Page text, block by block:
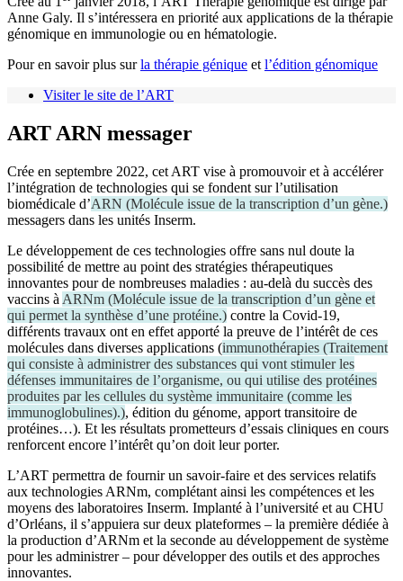
Anne Galy. Il s’intéressera en priorité aux applications de la thérapie
génomique en immunologie ou en hématologie.
Pour en savoir plus surla thérapie génique et l’édition génomique
Visiter le site de l’ART
ART ARN messager
Crée en septembre 2022, cet ART vise à promouvoir et à accélérer
l’intégration de technologies qui se fondent sur l’utilisation
biomédicale d’ARN (Molécule issue de la transcription d’un gène.)
messagers dans les unités Inserm.
Le développement de ces technologies offre sans nul doute la
possibilité de mettre au point des stratégies thérapeutiques
innovantes pour de nombreuses maladies : au-delà du succès des
vaccins à ARNm (Molécule issue de la transcription d’un gène et
qui permet la synthèse d’une protéine.) contre la Covid-19,
différents travaux ont en effet apporté la preuve de l’intérêt de ces
molécules dans diverses applications (immunothérapies (Traitement
qui consiste à administrer des substances qui vont stimuler les
défenses immunitaires de l’organisme, ou qui utilise des protéines
produites par les cellules du système immunitaire (comme les
immunoglobulines).), édition du génome, apport transitoire de
protéines…). Et les résultats prometteurs d’essais cliniques en cours
renforcent encore l’intérêt qu’on doit leur porter.
L’ART permettra de fournir un savoir-faire et des services relatifs
aux technologies ARNm, complétant ainsi les compétences et les
moyens des laboratoires Inserm. Implanté à l’université et au CHU
d’Orléans, il s’appuiera sur deux plateformes – la première dédiée à
la production d’ARNm et la seconde au développement de système
pour les administrer – pour développer des outils et des approches
innovantes.